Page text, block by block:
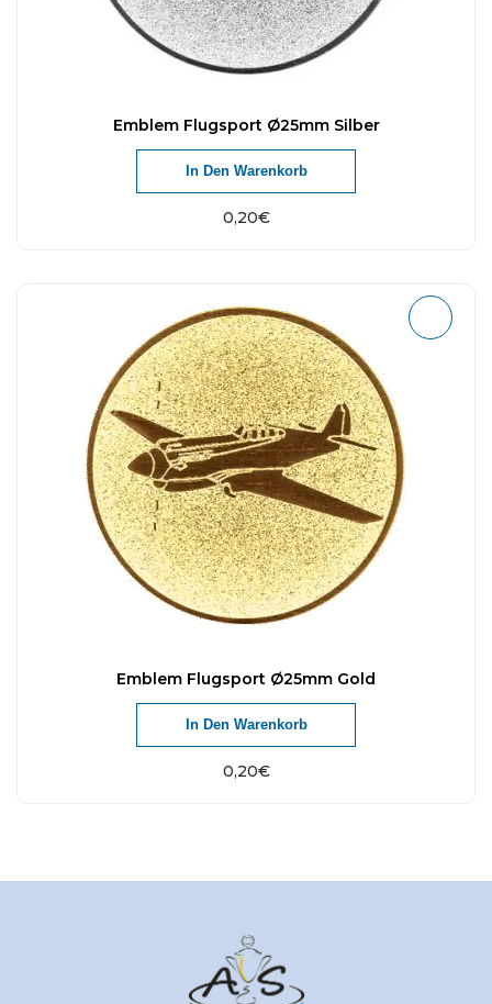
Emblem Flugsport Ø25mm Silber
0,20€
In Den Warenkorb
Emblem Flugsport Ø25mm Gold
0,20€
In Den Warenkorb